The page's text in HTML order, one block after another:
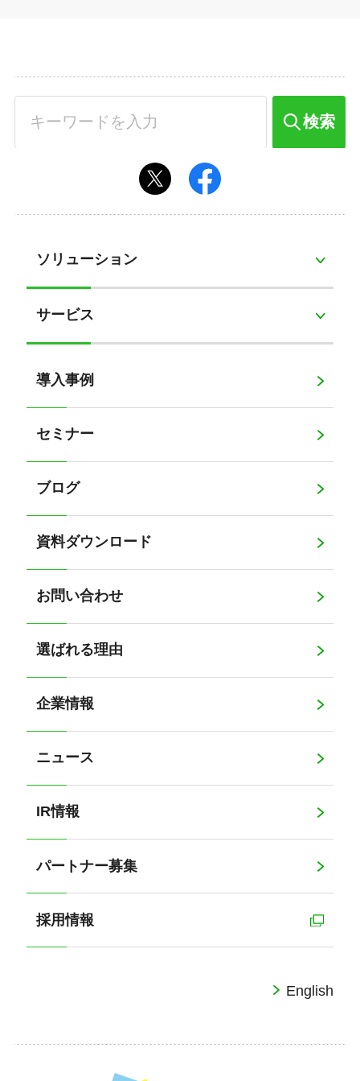
検索
ソリューション
サービス
導入事例
セミナー
ブログ
資料ダウンロード
お問い合わせ
選ばれる理由
企業情報
ニュース
IR情報
パートナー募集
採用情報
English